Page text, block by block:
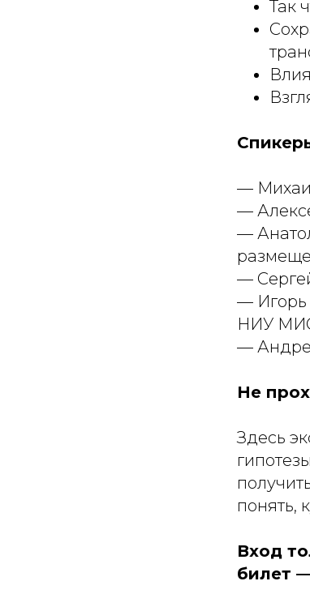
Так
—
—
—
—
— Игорь
НИУ
—
Не
Здесь
понять,
Вход
билет